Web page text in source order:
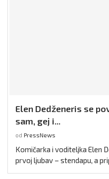
Elen Dedženeris se
sam, gej i...
od PressNews
Komičarka i voditeljka Elen
prvoj ljubav – stendapu, a